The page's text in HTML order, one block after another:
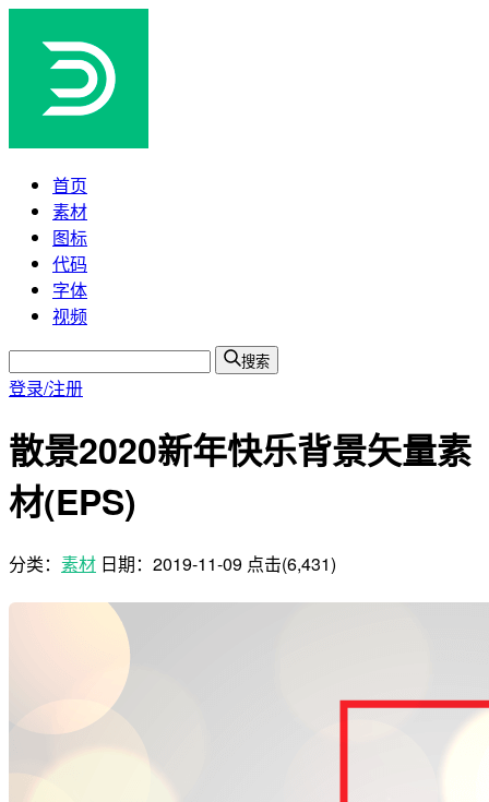
首页
素材
图标
代码
字体
视频
搜索
登录/注册
散景2020新年快乐背景矢量素
材(EPS)
分类： 素材 日期： 2019-11-09 点击(6,431)